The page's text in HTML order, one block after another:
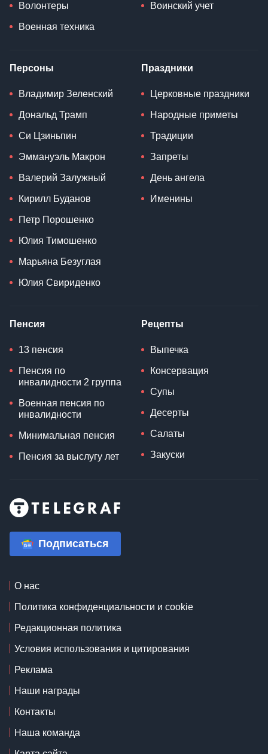
Волонтеры
Военная техника
Воинский учет
Персоны
Владимир Зеленский
Дональд Трамп
Си Цзиньпин
Эммануэль Макрон
Валерий Залужный
Кирилл Буданов
Петр Порошенко
Юлия Тимошенко
Марьяна Безуглая
Юлия Свириденко
Праздники
Церковные праздники
Народные приметы
Традиции
Запреты
День ангела
Именины
Пенсия
13 пенсия
Пенсия по
инвалидности 2 группа
Военная пенсия по
инвалидности
Минимальная пенсия
Пенсия за выслугу лет
Рецепты
Выпечка
Консервация
Супы
Десерты
Салаты
Закуски
Подписаться
О нас
Политика конфиденциальности и cookie
Редакционная политика
Условия использования и цитирования
Реклама
Наши награды
Контакты
Наша команда